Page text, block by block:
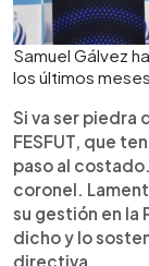
Samuel Gálvez
los últimos
Si va ser piedra
FESFUT, que
paso al
coronel.
su gestión en la
dicho y lo
directiva.